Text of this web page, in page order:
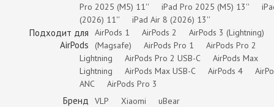
Pro 2025 (M5) 11''
iPad Pro 2025 (M5) 13''
(2026) 11''
iPad Air 8 (2026) 13''
Подходит для
AirPods
AirPods 1 AirPods 2
AirPods 3 (Lightning)
(Magsafe)
AirPods Pro 1
AirPods Pro 2
Lightning
AirPods Pro 2 USB-C
AirPods Max
Lightning
AirPods Max USB-C AirPods 4
ANC
AirPods Pro 3
Бренд VLP Xiaomi uBear